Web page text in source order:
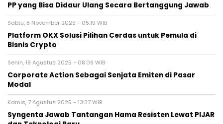
PP yang Bisa Didaur Ulang Secara Bertanggung Jawab
Sabtu, 8 November 2025 - 05:19 WIB
Platform OKX Solusi Pilihan Cerdas untuk Pemula di
Bisnis Crypto
Senin, 18 Agustus 2025 - 08:09 WIB
Corporate Action Sebagai Senjata Emiten di Pasar
Modal
Kamis, 7 Agustus 2025 - 13:37 WIB
Syngenta Jawab Tantangan Hama Resisten Lewat PIJAR